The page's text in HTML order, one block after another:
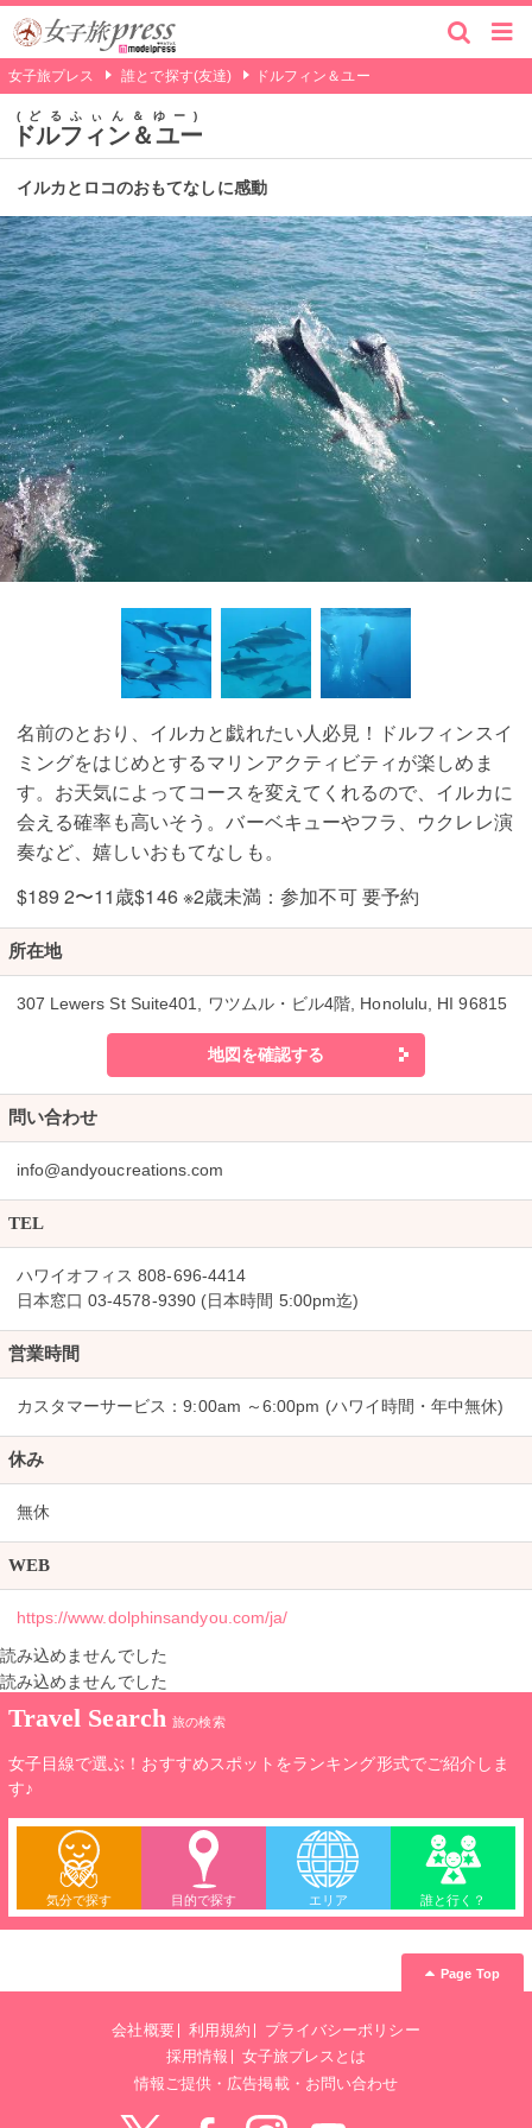
女子旅プレス 誰とで探す(友達) ドルフィン＆ユー
ドルフィン＆ユー
どるふぃん＆ゆー
イルカとロコのおもてなしに感動
名前のとおり、イルカと戯れたい人必見！ドルフィンスイ
ミングをはじめとするマリンアクティビティが楽しめま
す。お天気によってコースを変えてくれるので、イルカに
会える確率も高いそう。バーベキューやフラ、ウクレレ演
奏など、嬉しいおもてなしも。
$189 2〜11歳$146 ※2歳未満：参加不可 要予約
所在地
307 Lewers St Suite401, ワツムル・ビル4階, Honolulu, HI 96815
地図を確認する
問い合わせ
info@andyoucreations.com
TEL
ハワイオフィス 808-696-4414
日本窓口 03-4578-9390 (日本時間 5:00pm迄)
営業時間
カスタマーサービス：9:00am ～6:00pm (ハワイ時間・年中無休)
休み
無休
WEB
https://www.dolphinsandyou.com/ja/
読み込めませんでした
読み込めませんでした
Travel Search 旅の検索
女子目線で選ぶ！おすすめスポットをランキング形式でご紹介しま
す♪
気分で探す 目的で探す エリア 誰と行く？
Page Top
会社概要 利用規約
プライバシーポリシー
採用情報
女子旅プレスとは
情報ご提供・広告掲載・お問い合わせ